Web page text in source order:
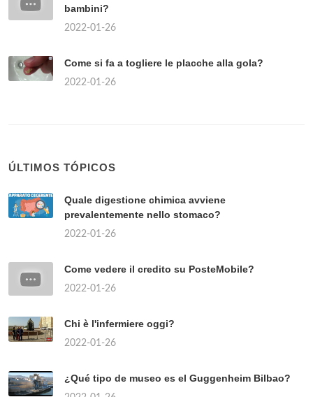
bambini?
2022-01-26
Come si fa a togliere le placche alla gola?
2022-01-26
ÚLTIMOS TÓPICOS
Quale digestione chimica avviene
prevalentemente nello stomaco?
2022-01-26
Come vedere il credito su PosteMobile?
2022-01-26
Chi è l'infermiere oggi?
2022-01-26
¿Qué tipo de museo es el Guggenheim Bilbao?